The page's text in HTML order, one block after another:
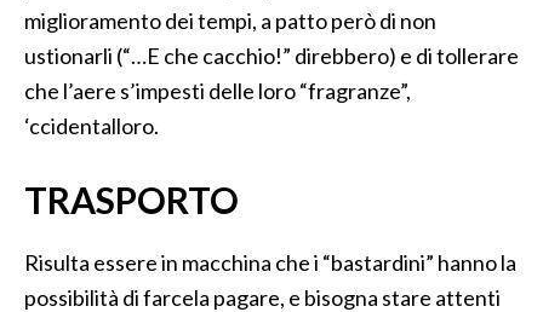
miglioramento dei tempi, a patto però di non
ustionarli (“…E che cacchio!” direbbero) e di tollerare
che l’aere s’impesti delle loro “fragranze”,
‘ccidentalloro.
TRASPORTO
Risulta essere in macchina che i “bastardini” hanno la
possibilità di farcela pagare, e bisogna stare attenti